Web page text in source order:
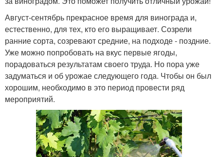
Август-сентябрь прекрасное время для винограда и,
естественно, для тех, кто его выращивает. Созрели
ранние сорта, созревают средние, на подходе - поздние.
Уже можно попробовать на вкус первые ягоды,
порадоваться результатам своего труда. Но пора уже
задуматься и об урожае следующего года. Чтобы он был
хорошим, необходимо в это период провести ряд
мероприятий.